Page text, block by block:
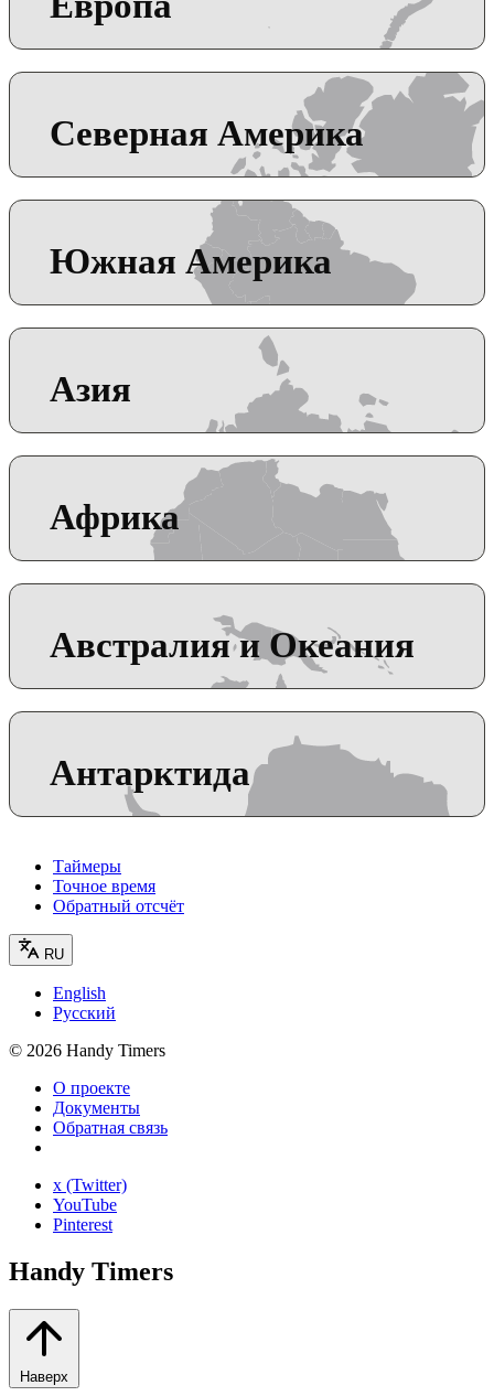
Северная Америка
Южная Америка
Азия
Африка
Австралия и Океания
Антарктида
Таймеры
Точное время
Обратный отсчёт
RU
English
Русский
© 2026 Handy Timers
О проекте
Документы
Обратная связь
x (Twitter)
YouTube
Pinterest
Handy Timers
Наверх